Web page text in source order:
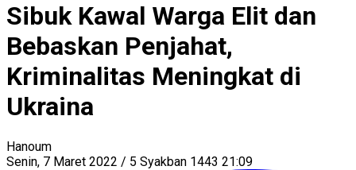
Sibuk Kawal Warga Elit dan
Bebaskan Penjahat,
Kriminalitas Meningkat di
Ukraina
Hanoum
Senin, 7 Maret 2022 / 5 Syakban 1443 21:09